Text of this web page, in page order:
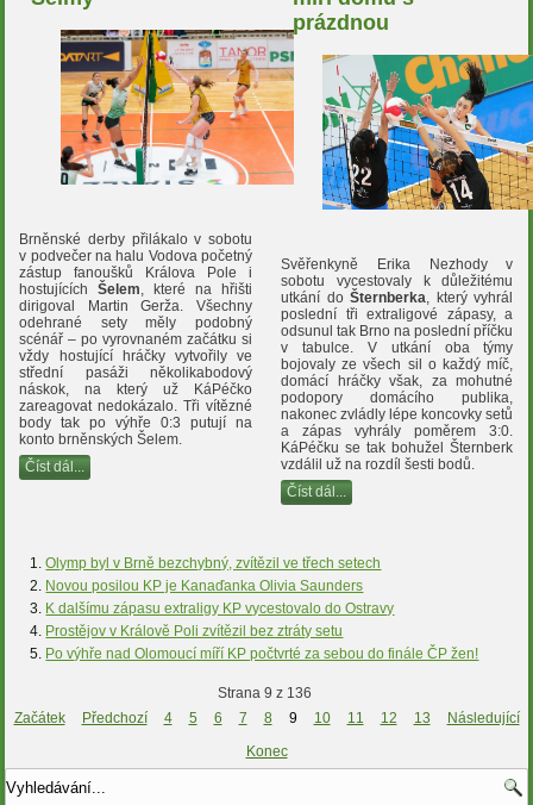
Brněnské derby přilákalo v sobotu
v podvečer na halu Vodova početný
zástup fanoušků Králova Pole i
hostujícíchŠelem, které na hřišti
dirigoval Martin Gerža. Všechny
odehrané sety měly podobný
scénář – po vyrovnaném začátku si
vždy hostující hráčky vytvořily ve
střední pasáži několikabodový
náskok, na který už KáPéčko
zareagovat nedokázalo. Tři vítězné
body tak po výhře 0:3 putují na
konto brněnských Šelem.
Číst dál...
prázdnou
Svěřenkyně Erika Nezhody v
sobotu vycestovaly k důležitému
utkání doŠternberka, který vyhrál
poslední tři extraligové zápasy, a
odsunul tak Brno na poslední příčku
v tabulce. V utkání oba týmy
bojovaly ze všech sil o každý míč,
domácí hráčky však, za mohutné
podopory domácího publika,
nakonec zvládly lépe koncovky setů
a zápas vyhrály poměrem 3:0.
KáPéčku se tak bohužel Šternberk
vzdálil už na rozdíl šesti bodů.
Číst dál...
Olymp byl v Brně bezchybný, zvítězil ve třech setech
Novou posilou KP je Kanaďanka Olivia Saunders
K dalšímu zápasu extraligy KP vycestovalo do Ostravy
Prostějov v Králově Poli zvítězil bez ztráty setu
Po výhře nad Olomoucí míří KP počtvrté za sebou do finále ČP žen!
Strana 9 z 136
Začátek
Předchozí 4 5 6 7 8 9 10 11 12 13
Následující
Konec